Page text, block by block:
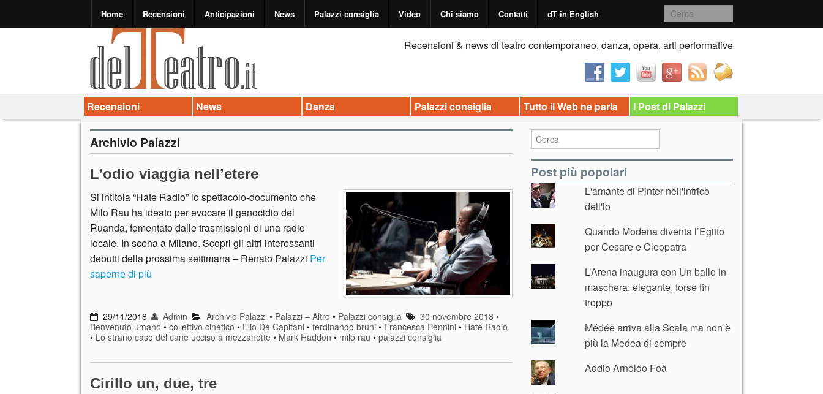
Home Recensioni Anticipazioni News Palazzi consiglia Video Chi siamo Contatti dT in English
Recensioni & news di teatro contemporaneo, danza, opera, arti performative
Recensioni News Danza Palazzi consiglia Tutto il Web ne parla I Post di Palazzi
Archivio Palazzi
L’odio viaggia nell’etere
Si intitola “Hate Radio” lo spettacolo-documento che
Milo Rau ha ideato per evocare il genocidio del
Ruanda, fomentato dalle trasmissioni di una radio
locale. In scena a Milano. Scopri gli altri interessanti
debutti della prossima settimana – Renato Palazzi Per
saperne di più
29/11/2018 Admin Archivio Palazzi• Palazzi – Altro • Palazzi consiglia 30 novembre 2018 •
Benvenuto umano • collettivo cinetico • Elio De Capitani • ferdinando bruni • Francesca Pennini • Hate Radio
• Lo strano caso del cane ucciso a mezzanotte • Mark Haddon • milo rau • palazzi consiglia
Cirillo un, due, tre
Post più popolari
L'amante di Pinter nell'intrico
dell'io
Quando Modena diventa l’Egitto
per Cesare e Cleopatra
L’Arena inaugura con Un ballo in
maschera: elegante, forse fin
troppo
Médée arriva alla Scala ma non è
più la Medea di sempre
Addio Arnoldo Foà